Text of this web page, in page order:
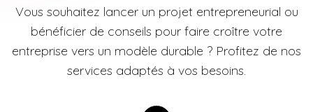
Vous souhaitez lancer un projet entrepreneurial ou
bénéficier de conseils pour faire croître votre
entreprise vers un modèle durable ? Profitez de nos
services adaptés à vos besoins.